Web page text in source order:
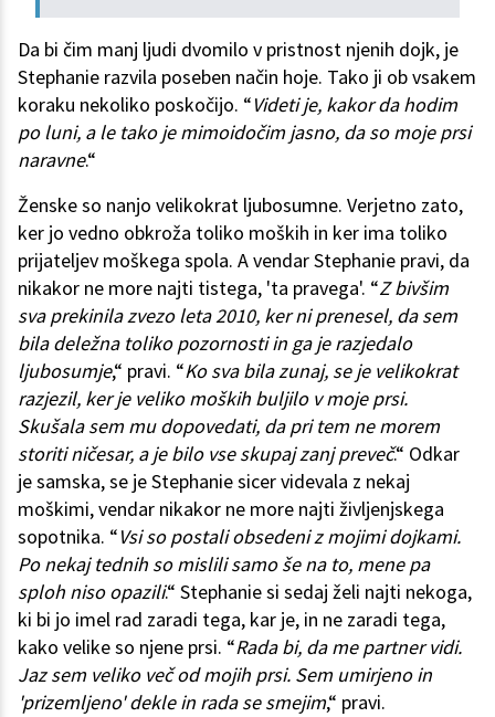
Da bi čim manj ljudi dvomilo v pristnost njenih dojk, je
Stephanie razvila poseben način hoje. Tako ji ob vsakem
koraku nekoliko poskočijo. “Videti je, kakor da hodim
po luni, a le tako je mimoidočim jasno, da so moje prsi
naravne.“
Ženske so nanjo velikokrat ljubosumne. Verjetno zato,
ker jo vedno obkroža toliko moških in ker ima toliko
prijateljev moškega spola. A vendar Stephanie pravi, da
nikakor ne more najti tistega, 'ta pravega'. “Z bivšim
sva prekinila zvezo leta 2010, ker ni prenesel, da sem
bila deležna toliko pozornosti in ga je razjedalo
ljubosumje,“ pravi. “Ko sva bila zunaj, se je velikokrat
razjezil, ker je veliko moških buljilo v moje prsi.
Skušala sem mu dopovedati, da pri tem ne morem
storiti ničesar, a je bilo vse skupaj zanj preveč.“ Odkar
je samska, se je Stephanie sicer videvala z nekaj
moškimi, vendar nikakor ne more najti življenjskega
sopotnika. “Vsi so postali obsedeni z mojimi dojkami.
Po nekaj tednih so mislili samo še na to, mene pa
sploh niso opazili.“ Stephanie si sedaj želi najti nekoga,
ki bi jo imel rad zaradi tega, kar je, in ne zaradi tega,
kako velike so njene prsi. “Rada bi, da me partner vidi.
Jaz sem veliko več od mojih prsi. Sem umirjeno in
'prizemljeno' dekle in rada se smejim,“ pravi.